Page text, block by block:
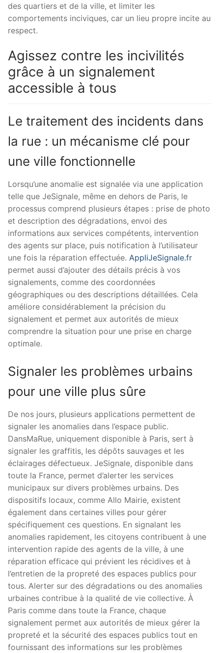
des quartiers et de la ville, et limiter les
comportements inciviques, car un lieu propre incite au
respect.
Agissez contre les incivilités
grâce à un signalement
accessible à tous
Le traitement des incidents dans
la rue : un mécanisme clé pour
une ville fonctionnelle
Lorsqu’une anomalie est signalée via une application
telle que JeSignale, même en dehors de Paris, le
processus comprend plusieurs étapes : prise de photo
et description des dégradations, envoi des
informations aux services compétents, intervention
des agents sur place, puis notification à l’utilisateur
une fois la réparation effectuée. AppliJeSignale.fr
permet aussi d’ajouter des détails précis à vos
signalements, comme des coordonnées
géographiques ou des descriptions détaillées. Cela
améliore considérablement la précision du
signalement et permet aux autorités de mieux
comprendre la situation pour une prise en charge
optimale.
Signaler les problèmes urbains
pour une ville plus sûre
De nos jours, plusieurs applications permettent de
signaler les anomalies dans l’espace public.
DansMaRue, uniquement disponible à Paris, sert à
signaler les graffitis, les dépôts sauvages et les
éclairages défectueux. JeSignale, disponible dans
toute la France, permet d’alerter les services
municipaux sur divers problèmes urbains. Des
dispositifs locaux, comme Allo Mairie, existent
également dans certaines villes pour gérer
spécifiquement ces questions. En signalant les
anomalies rapidement, les citoyens contribuent à une
intervention rapide des agents de la ville, à une
réparation efficace qui prévient les récidives et à
l’entretien de la propreté des espaces publics pour
tous. Alerter sur des dégradations ou des anomalies
urbaines contribue à la qualité de vie collective. À
Paris comme dans toute la France, chaque
signalement permet aux autorités de mieux gérer la
propreté et la sécurité des espaces publics tout en
fournissant des informations sur les problèmes